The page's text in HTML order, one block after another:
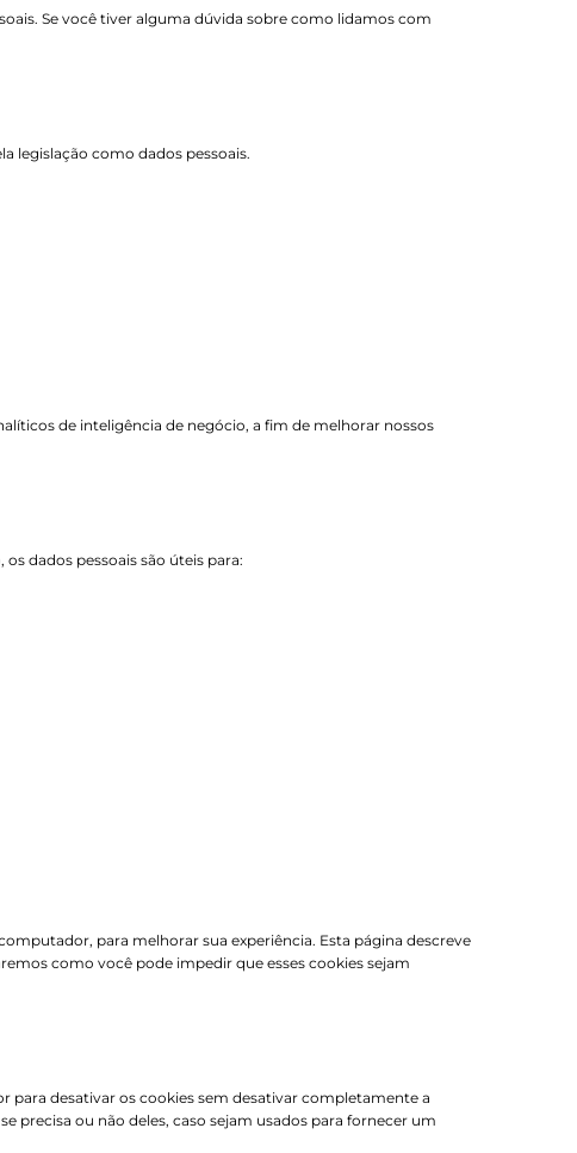
Se você tiver alguma dúvida sobre como lidamos com
legislação como dados pessoais.
de inteligência de negócio, a fim de melhorar nossos
dados pessoais são úteis para:
para melhorar sua experiência. Esta página descreve
como você pode impedir que esses cookies sejam
para desativar os cookies sem desativar completamente a
precisa ou não deles, caso sejam usados ​​para fornecer um